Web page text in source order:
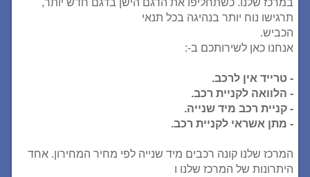
במרכז שלנו. כשתחליפו את הדגם הישן בדגם חדש יותר,
תרגישו נוח יותר בנהיגה בכל תנאי
הכביש.
אנחנו כאן לשירותכם ב-:
- טרייד אין לרכב.
- הלוואה לקניית רכב.
- קניית רכב מיד שנייה.
- מתן אשראי לקניית רכב.
המרכז שלנו קונה רכבים מיד שנייה לפי מחיר המחירון. אחד
היתרונות של המרכז שלנו ו